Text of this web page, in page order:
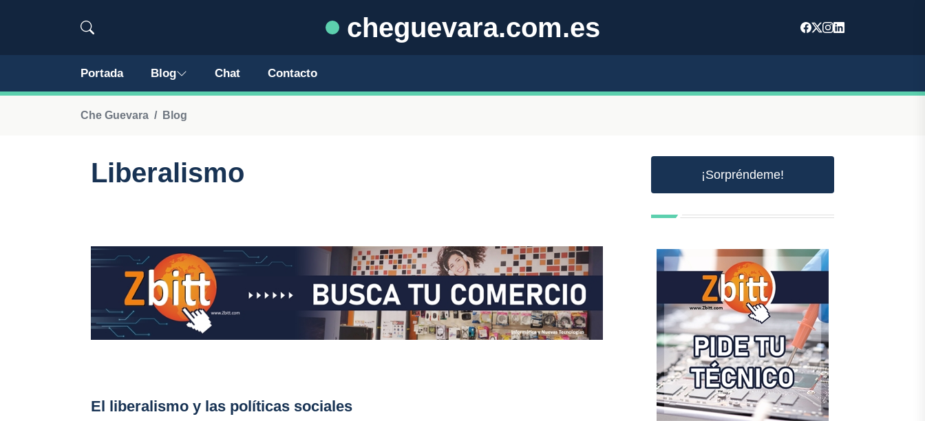
cheguevara.com.es
Portada Blog Chat Contacto
Che Guevara Blog
Liberalismo
El liberalismo y las políticas sociales
¡Sorpréndeme!